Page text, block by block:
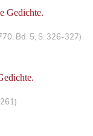
Gedichte.
Bd. 5, S. 326-327)